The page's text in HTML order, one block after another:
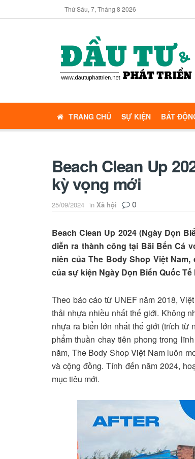
Thứ Sáu, 7, Tháng 8 2026
TRANG CHỦ SỰ KIỆN BẤT
Beach Clean Up
kỳ vọng mới
25/09/2024 in Xã hội 0
Beach Clean Up 2024 (Ngày Dọn
diễn ra thành công tại Bãi Bến Cá
niên của The Body Shop Việt
của sự kiện Ngày Dọn Biển Quốc
Theo báo cáo từ UNEF năm 2018,
thải nhựa nhiều nhất thế giới. Không
nhựa ra biển lớn nhất thế giới (trích từ
phẩm thuần chay tiên phong trong
năm, The Body Shop Việt Nam luôn
và cộng đồng. Tính đến năm 2024,
mục tiêu mới.